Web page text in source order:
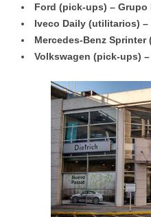
Ford (pick-ups) – Grupo
Iveco Daily (utilitarios) –
Mercedes-Benz
Volkswagen (pick-ups)